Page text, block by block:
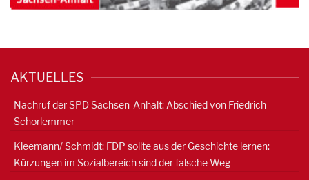
AKTUELLES
Nachruf der SPD Sachsen-Anhalt: Abschied von Friedrich
Schorlemmer
Kleemann/ Schmidt: FDP sollte aus der Geschichte lernen:
Kürzungen im Sozialbereich sind der falsche Weg